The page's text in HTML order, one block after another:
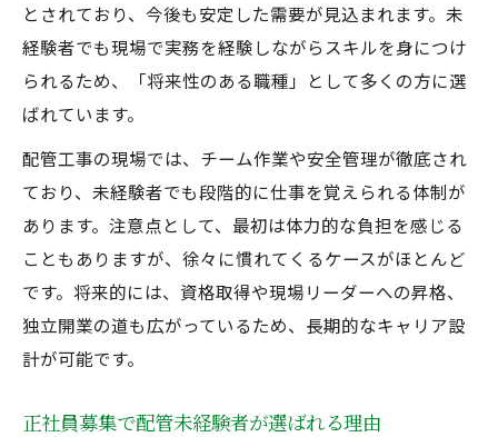
正社員募集で重視される配管未経験者の条
件比較
未経験者が配管工事で評価されるポイント
正社員として活躍するための配管未経験者
の準備
とされており、今後も安定した需要が見込まれます。未
経験者でも現場で実務を経験しながらスキルを身につけ
られるため、「将来性のある職種」として多くの方に選
ばれています。
配管工事の現場では、チーム作業や安全管理が徹底され
ており、未経験者でも段階的に仕事を覚えられる体制が
あります。注意点として、最初は体力的な負担を感じる
こともありますが、徐々に慣れてくるケースがほとんど
です。将来的には、資格取得や現場リーダーへの昇格、
独立開業の道も広がっているため、長期的なキャリア設
計が可能です。
正社員募集で配管未経験者が選ばれる理由